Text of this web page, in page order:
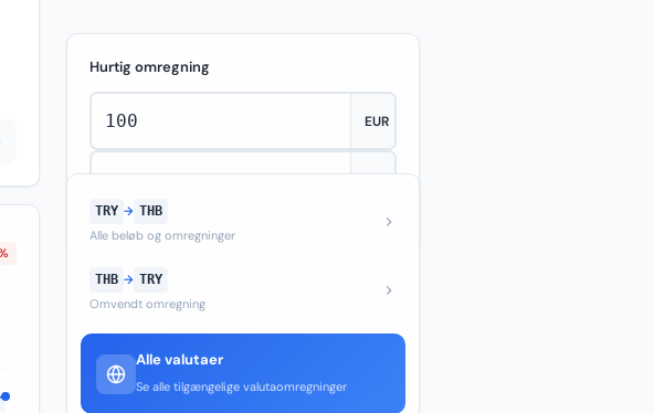
Hurtig omregning
TRY → THB
Alle beløb og omregninger
THB → TRY
Omvendt omregning
Alle valutaer
Se alle tilgængelige valutaomregninger